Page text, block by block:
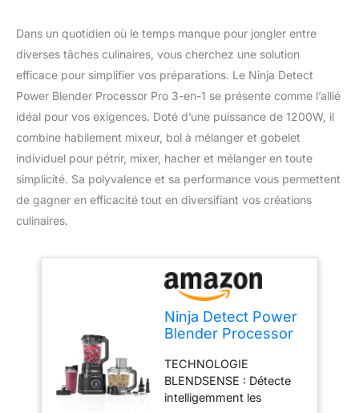
Dans un quotidien où le temps manque pour jongler entre
diverses tâches culinaires, vous cherchez une solution
efficace pour simplifier vos préparations. Le Ninja Detect
Power Blender Processor Pro 3-en-1 se présente comme l’allié
idéal pour vos exigences. Doté d’une puissance de 1200W, il
combine habilement mixeur, bol à mélanger et gobelet
individuel pour pétrir, mixer, hacher et mélanger en toute
simplicité. Sa polyvalence et sa performance vous permettent
de gagner en efficacité tout en diversifiant vos créations
culinaires.
Ninja Detect Power
Blender Processor
1200W TB401EU
TECHNOLOGIE
BLENDSENSE : Détecte
intelligemment les